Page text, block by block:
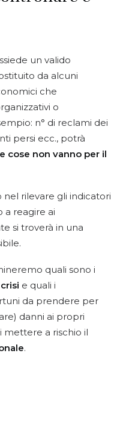
un valido
da alcuni
che
o
n° di reclami dei
persi ecc., potrà
cose non vanno per il
nel rilevare gli indicatori
a reagire ai
si troverà in una
quali sono i
e quali i
da prendere per
danni ai propri
mettere a rischio il
.